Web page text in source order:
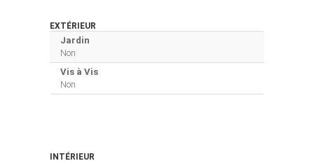
EXTÉRIEUR
Jardin
Non
Vis à Vis
Non
INTÉRIEUR